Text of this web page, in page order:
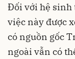
Đối với hệ sinh
việc này được
có nguồn gốc
ngoài vẫn có